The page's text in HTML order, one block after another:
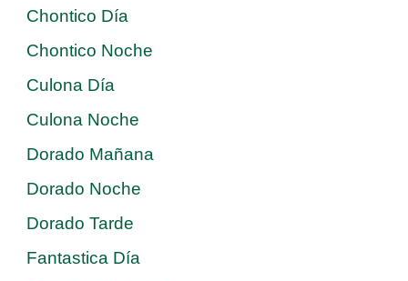
Chontico Día
Chontico Noche
Culona Día
Culona Noche
Dorado Mañana
Dorado Noche
Dorado Tarde
Fantastica Día